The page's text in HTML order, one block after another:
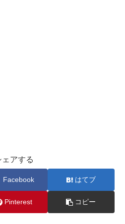
ェアする
Facebook はてブ
Pinterest コピー